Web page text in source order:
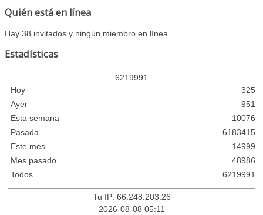
Quién está en línea
Hay 38 invitados y ningún miembro en línea
Estadísticas
6219991
Hoy
Ayer
Esta semana
Pasada
Este mes
Mes pasado
Todos
325
951
10076
6183415
14999
48986
6219991
Tu IP: 66.248.203.26
2026-08-08 05:11